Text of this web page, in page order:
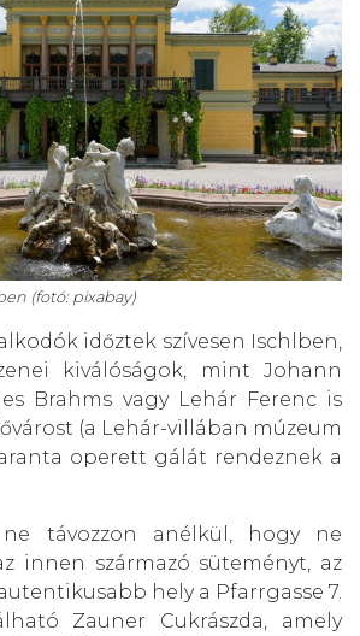
(fotó: pixabay)
időztek szívesen Ischlben,
kiválóságok, mint Johann
Brahms vagy Lehár Ferenc is
(a Lehár-villában múzeum
operett gálát rendeznek a
távozzon anélkül, hogy ne
innen származó süteményt, az
hely a Pfarrgasse 7.
Zauner Cukrászda, amely